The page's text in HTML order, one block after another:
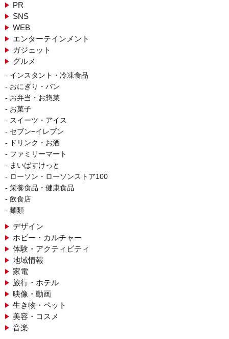
PR
SNS
WEB
エンターテインメント
ガジェット
グルメ
インスタント・冷凍食品
おにぎり・パン
お弁当・お惣菜
お菓子
スイーツ・アイス
セブン−イレブン
ドリンク・お酒
ファミリーマート
まいばすけっと
ローソン・ローソンストア100
栄養食品・健康食品
飲食店
麺類
デザイン
ホビー・カルチャー
体験・アクティビティ
地域情報
家電
旅行・ホテル
映像・動画
生き物・ペット
美容・コスメ
音楽